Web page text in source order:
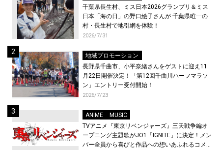
千葉県長生村、ミス日本2026グランプリ＆ミス
日本「海の日」の野口絵子さんが 千葉県唯一の
村・長生村で地引網を体験！
2026/7/31
地域プロモーション
長野県千曲市、小平奈緒さんをゲストに迎え11
月22日開催決定！「第12回千曲川ハーフマラソ
ン」エントリー受付開始！
2026/7/23
ANIME
MUSIC
TVアニメ『東京リベンジャーズ』三天戦争編オ
ープニング主題歌がJO1「IGNITE」に決定！メン
バー全員から喜びと作品への想いあふれるコメン